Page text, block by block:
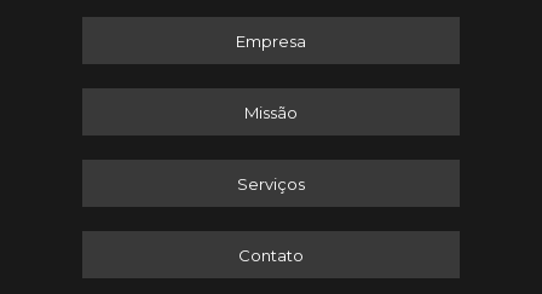
Empresa
Missão
Serviços
Contato